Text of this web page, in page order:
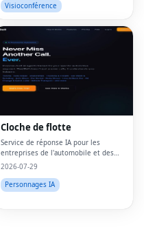
Visioconférence
Cloche de flotte
Service de réponse IA pour les
entreprises de l'automobile et des
transports
2026-07-29
Personnages IA